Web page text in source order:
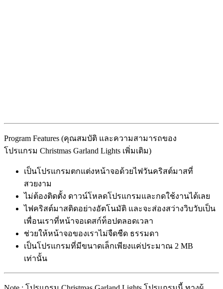
Program Features (คุณสมบัติ และความสามารถของ
โปรแกรม Christmas Garland Lights เพิ่มเติม)
เป็นโปรแกรมตกแต่งหน้าจอด้วยไฟวันคริสต์มาสที่
สวยงาม
ไม่ต้องติดตั้ง ดาวน์โหลดโปรแกรมและกดใช้งานได้เลย
ไฟคริสต์มาสติดอย่างอัตโนมัติ และจะส่องสว่างวิบวับเป็น
เพื่อนเราที่หน้าจอเดสก์ท็อปตลอดเวลา
ช่วยให้หน้าจอของเราไม่จืดชืด ธรรมดา
เป็นโปรแกรมที่มีขนาดเล็กเพียงแค่ประมาณ 2 MB
เท่านั้น